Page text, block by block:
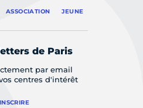
ASSOCIATION JEUNE
de Paris
par email
centres d'intérêt